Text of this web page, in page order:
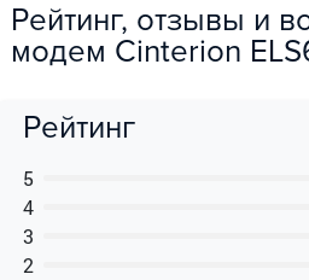
Рейтинг, отзывы и
модем Cinterion
Рейтинг
5
4
3
2